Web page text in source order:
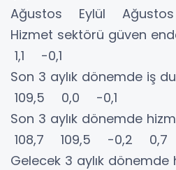
Ağustos Eylül
Hizmet sektörü güven
1,1 -0,1
Son 3 aylık dönemde iş
109,5 0,0 -0,1
Son 3 aylık dönemde
108,7 109,5 -0,2 0,7
Gelecek 3 aylık